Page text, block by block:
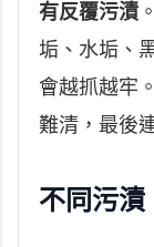
有反覆污漬
垢、水垢、
會越抓越牢
難清，最後
不同污漬